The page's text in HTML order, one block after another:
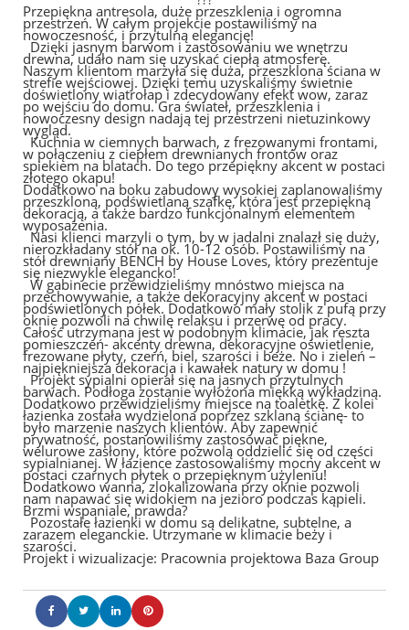
Przepiękna antresola, duże przeszklenia i ogromna
przestrzeń. W całym projekcie postawiliśmy na
nowoczesność, i przytulną elegancję!
Dzięki jasnym barwom i zastosowaniu we wnętrzu
drewna, udało nam się uzyskać ciepłą atmosferę.
Naszym klientom marzyła się duża, przeszklona ściana w
strefie wejściowej. Dzięki temu uzyskaliśmy świetnie
doświetlony wiatrołap i zdecydowany efekt wow, zaraz
po wejściu do domu. Gra świateł, przeszklenia i
nowoczesny design nadają tej przestrzeni nietuzinkowy
wygląd.
Kuchnia w ciemnych barwach, z frezowanymi frontami,
w połączeniu z ciepłem drewnianych frontów oraz
spiekiem na blatach. Do tego przepiękny akcent w postaci
złotego okapu!
Dodatkowo na boku zabudowy wysokiej zaplanowaliśmy
przeszkloną, podświetlaną szafkę, która jest przepiękną
dekoracją, a także bardzo funkcjonalnym elementem
wyposażenia.
Nasi klienci marzyli o tym, by w jadalni znalazł się duży,
nierozkładany stół na ok. 10-12 osób. Postawiliśmy na
stół drewniany BENCH by House Loves, który prezentuje
się niezwykle elegancko!
W gabinecie przewidzieliśmy mnóstwo miejsca na
przechowywanie, a także dekoracyjny akcent w postaci
podświetlonych półek. Dodatkowo mały stolik z pufą przy
oknie pozwoli na chwilę relaksu i przerwę od pracy.
Całość utrzymana jest w podobnym klimacie, jak reszta
pomieszczeń- akcenty drewna, dekoracyjne oświetlenie,
frezowane płyty, czerń, biel, szarości i beże. No i zieleń –
najpiękniejsza dekoracja i kawałek natury w domu !
Projekt sypialni opierał się na jasnych przytulnych
barwach. Podłoga zostanie wyłożona miękką wykładziną.
Dodatkowo przewidzieliśmy miejsce na toaletkę. Z kolei
łazienka została wydzielona poprzez szklaną ścianę- to
było marzenie naszych klientów. Aby zapewnić
prywatność, postanowiliśmy zastosować piękne,
welurowe zasłony, które pozwolą oddzielić się od części
sypialnianej. W łazience zastosowaliśmy mocny akcent w
postaci czarnych płytek o przepięknym użyleniu!
Dodatkowo wanna, zlokalizowana przy oknie pozwoli
nam napawać się widokiem na jezioro podczas kąpieli.
Brzmi wspaniale, prawda?
Pozostałe łazienki w domu są delikatne, subtelne, a
zarazem eleganckie. Utrzymane w klimacie beży i
szarości.
Projekt i wizualizacje: Pracownia projektowa Baza Group